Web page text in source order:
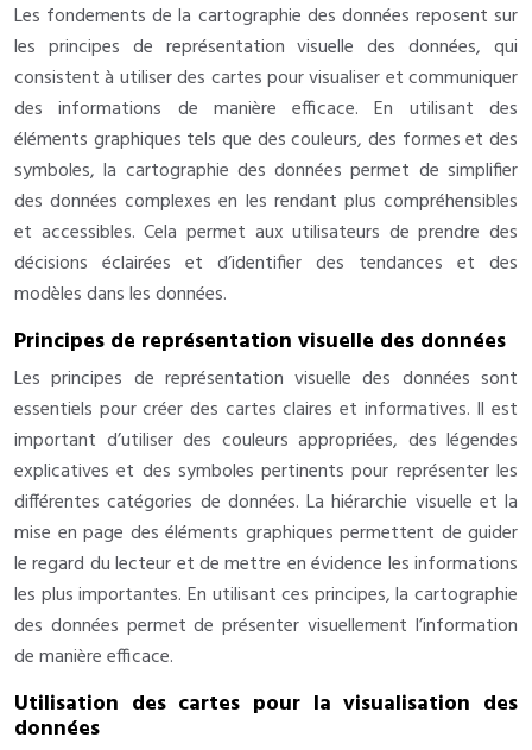
Les fondements de la cartographie des données reposent sur
les principes de représentation visuelle des données, qui
consistent à utiliser des cartes pour visualiser et communiquer
des informations de manière efficace. En utilisant des
éléments graphiques tels que des couleurs, des formes et des
symboles, la cartographie des données permet de simplifier
des données complexes en les rendant plus compréhensibles
et accessibles. Cela permet aux utilisateurs de prendre des
décisions éclairées et d’identifier des tendances et des
modèles dans les données.
Principes de représentation visuelle des données
Les principes de représentation visuelle des données sont
essentiels pour créer des cartes claires et informatives. Il est
important d’utiliser des couleurs appropriées, des légendes
explicatives et des symboles pertinents pour représenter les
différentes catégories de données. La hiérarchie visuelle et la
mise en page des éléments graphiques permettent de guider
le regard du lecteur et de mettre en évidence les informations
les plus importantes. En utilisant ces principes, la cartographie
des données permet de présenter visuellement l’information
de manière efficace.
Utilisation des cartes pour la visualisation des
données